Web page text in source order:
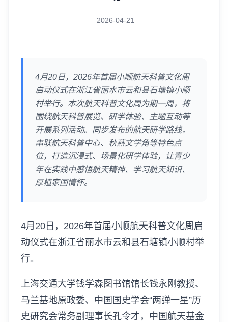
2026-04-21
4月20日，2026年首届小顺航天科普文化周
启动仪式在浙江省丽水市云和县石塘镇小顺
村举行。本次航天科普文化周为期一周，将
围绕航天科普展览、研学体验、主题互动等
开展系列活动。同步发布的航天研学路线，
串联航天科普中心、秋燕文学角等特色点
位，打造沉浸式、场景化研学体验，让青少
年在实践中感悟航天精神、学习航天知识、
厚植家国情怀。
4月20日，2026年首届小顺航天科普文化周启
动仪式在浙江省丽水市云和县石塘镇小顺村举
行。
上海交通大学钱学森图书馆馆长钱永刚教授、
马兰基地原政委、中国国史学会“两弹一星”历
史研究会常务副理事长孔令才，中国航天基金